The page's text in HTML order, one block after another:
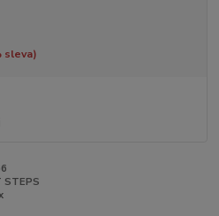
sleva)
STEPS